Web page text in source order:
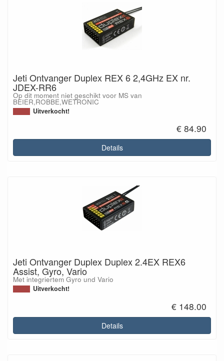
Jeti Ontvanger Duplex REX 6 2,4GHz EX nr.
JDEX-RR6
Op dit moment niet geschikt voor MS van
BEIER,ROBBE,WETRONIC
Uitverkocht!
€ 84.90
Details
Jeti Ontvanger Duplex Duplex 2.4EX REX6
Assist, Gyro, Vario
Met integriertem Gyro und Vario
Uitverkocht!
€ 148.00
Details